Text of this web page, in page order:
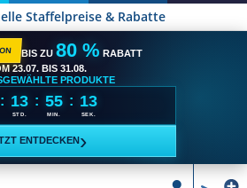
Staffelpreise & Rabatte
BIS ZU 80 % RABATT
23.07. BIS 31.08.
PRODUKTE
: 13
STD.
: 55
MIN.
: 12
SEK.
ENTDECKEN ›